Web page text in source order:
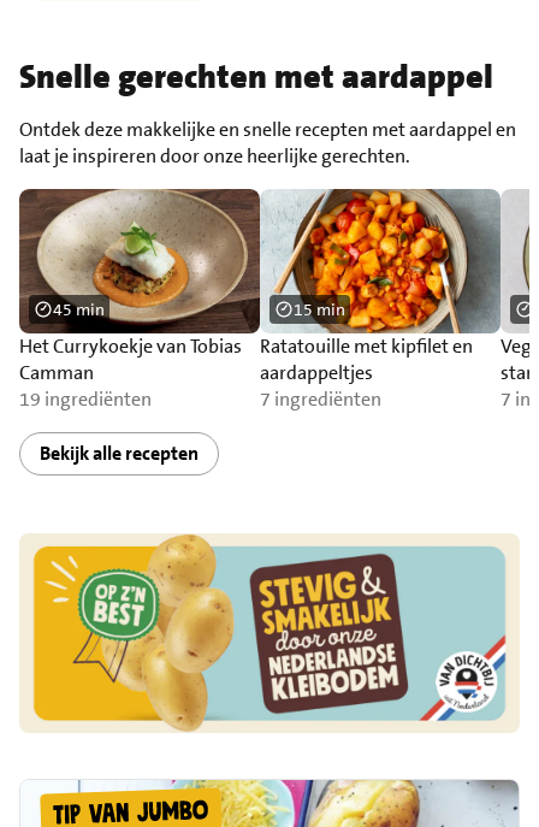
Snelle gerechten met aardappel
Ontdek deze makkelijke en snelle recepten met aardappel en
laat je inspireren door onze heerlijke gerechten.
Het Currykoekje van Tobias
Camman
19 ingrediënten
45 min
Ratatouille met kipfilet en
aardappeltjes
7 ingrediënten
15 min
7
Bekijk alle recepten